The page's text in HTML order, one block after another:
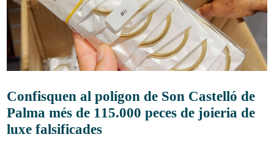
Confisquen al polígon de Son Castelló de
Palma més de 115.000 peces de joieria de
luxe falsificades